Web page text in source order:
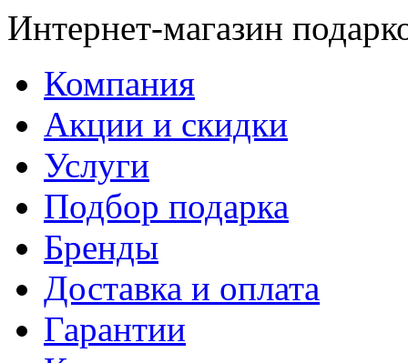
Интернет-магазин
Компания
Акции и скидки
Услуги
Подбор подарка
Бренды
Доставка и оплата
Гарантии